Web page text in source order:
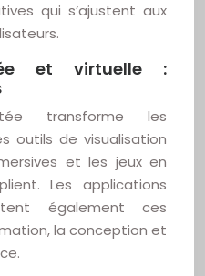
qui s’ajustent aux
et virtuelle :
transforme les
outils de visualisation
et les jeux en
Les applications
également ces
la conception et